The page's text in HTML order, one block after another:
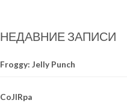
НЕДАВНИЕ ЗАПИСИ
Froggy: Jelly Punch
CoJIRpa